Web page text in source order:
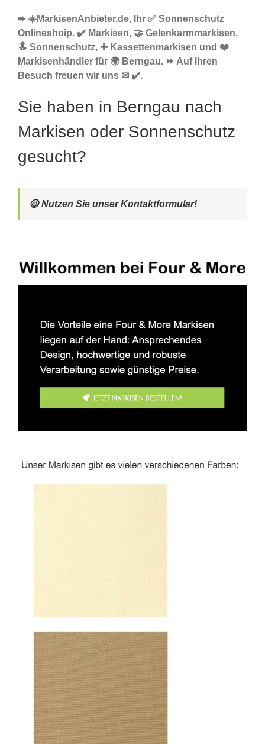
➨ ☀️MarkisenAnbieter.de, Ihr ✅ Sonnenschutz
Onlineshoip. ✔️ Markisen, 🤝 Gelenkarmmarkisen,
🔝 Sonnenschutz, ✚ Kassettenmarkisen und ❤️
Markisenhändler für 🌍 Berngau. ⏩ Auf Ihren
Besuch freuen wir uns ✉ ✔️.
Sie haben in Berngau nach
Markisen oder Sonnenschutz
gesucht?
😃 Nutzen Sie unser Kontaktformular!